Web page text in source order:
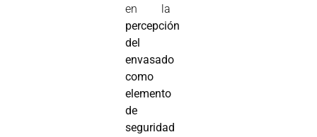
en la
percepción
del
envasado
como
elemento
de
seguridad